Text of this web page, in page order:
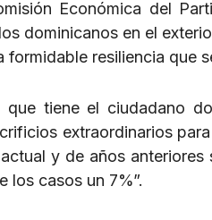
Económica del
dominicanos en el
resiliencia que
tiene el ciudadano
extraordinarios
y de años anteriores
los casos un 7%”.